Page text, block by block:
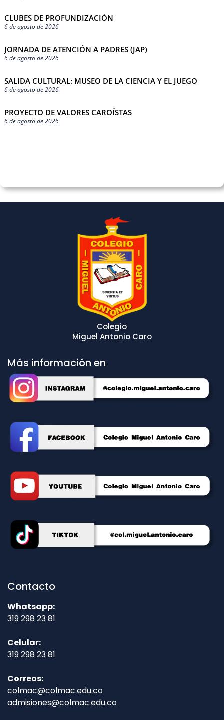
CLUBES DE PROFUNDIZACIÓN
6 de agosto de 2026
JORNADA DE ATENCIÓN A PADRES (JAP)
6 de agosto de 2026
SALIDA CULTURAL: MUSEO DE LA CIENCIA Y EL JUEGO
6 de agosto de 2026
PROYECTO DE VALORES CAROÍSTAS
6 de agosto de 2026
Colegio
Miguel Antonio Caro
Más información en
Contacto
Whatsapp:
319 298 23 81
Celular:
319 298 23 81
Correos:
colmac@colmac.edu.co
admisiones@colmac.edu.co